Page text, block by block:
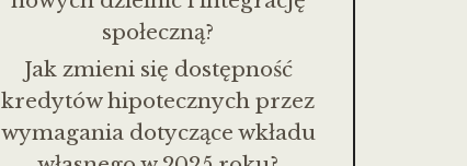
społeczną?
Jak zmieni się dostępność
kredytów hipotecznych przez
wymagania dotyczące wkładu